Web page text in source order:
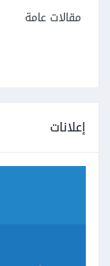
مقالات عامة
إعلانات